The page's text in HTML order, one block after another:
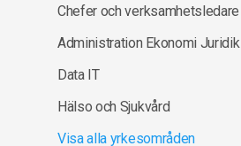
Chefer och verksamhetsledare
Administration Ekonomi Juridik
Data IT
Hälso och Sjukvård
Visa alla yrkesområden